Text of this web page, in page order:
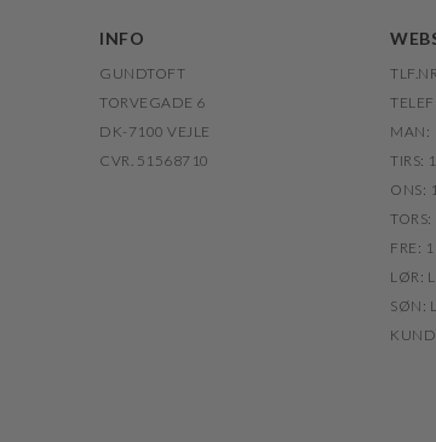
INFO
GUNDTOFT
TORVEGADE 6
DK-7100 VEJLE
CVR. 51568710
MAN:
TIRS:
ONS:
FRE:
LØR:
SØN: